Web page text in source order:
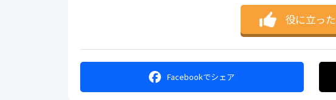
役に立った
Facebookでシェア